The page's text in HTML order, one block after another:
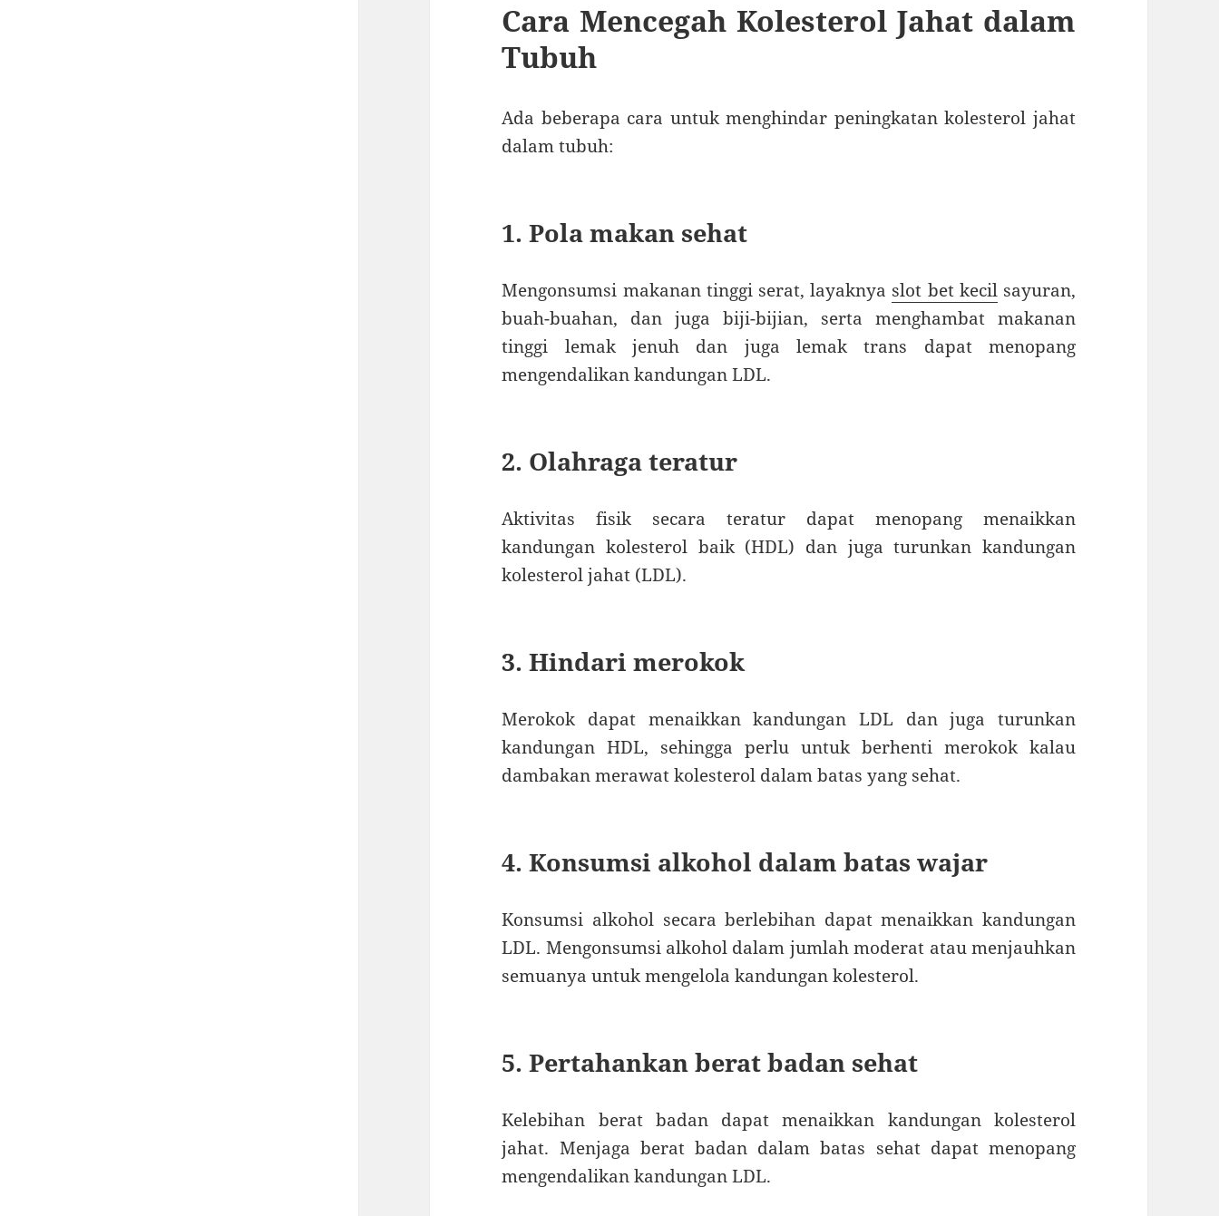
Cara Mencegah Kolesterol Jahat dalam
Tubuh
Ada beberapa cara untuk menghindar peningkatan kolesterol jahat
dalam tubuh:
1. Pola makan sehat
Mengonsumsi makanan tinggi serat, layaknya slot bet kecilsayuran,
buah-buahan, dan juga biji-bijian, serta menghambat makanan
tinggi lemak jenuh dan juga lemak trans dapat menopang
mengendalikan kandungan LDL.
2. Olahraga teratur
Aktivitas fisik secara teratur dapat menopang menaikkan
kandungan kolesterol baik (HDL) dan juga turunkan kandungan
kolesterol jahat (LDL).
3. Hindari merokok
Merokok dapat menaikkan kandungan LDL dan juga turunkan
kandungan HDL, sehingga perlu untuk berhenti merokok kalau
dambakan merawat kolesterol dalam batas yang sehat.
4. Konsumsi alkohol dalam batas wajar
Konsumsi alkohol secara berlebihan dapat menaikkan kandungan
LDL. Mengonsumsi alkohol dalam jumlah moderat atau menjauhkan
semuanya untuk mengelola kandungan kolesterol.
5. Pertahankan berat badan sehat
Kelebihan berat badan dapat menaikkan kandungan kolesterol
jahat. Menjaga berat badan dalam batas sehat dapat menopang
mengendalikan kandungan LDL.